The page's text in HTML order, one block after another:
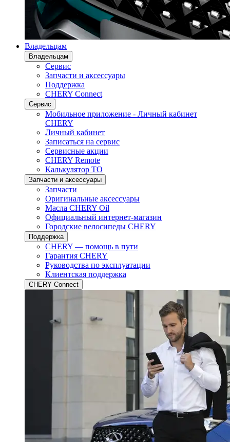
Владельцам
Владельцам
Сервис
Запчасти и аксессуары
Поддержка
CHERY Connect
Сервис
Мобильное приложение - Личный кабинет
CHERY
Личный кабинет
Записаться на сервис
Сервисные акции
CHERY Remote
Калькулятор ТО
Запчасти и аксессуары
Запчасти
Оригинальные аксессуары
Масла CHERY Oil
Официальный интернет-магазин
Городские велосипеды CHERY
Поддержка
CHERY — помощь в пути
Гарантия CHERY
Руководства по эксплуатации
Клиентская поддержка
CHERY Connect